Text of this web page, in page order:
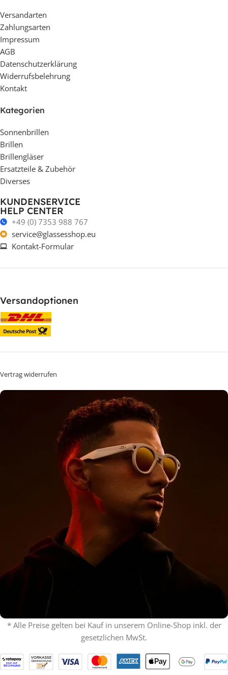
Versandarten
Zahlungsarten
Impressum
AGB
Datenschutzerklärung
Widerrufsbelehrung
Kontakt
Kategorien
Sonnenbrillen
Brillen
Brillengläser
Ersatzteile & Zubehör
Diverses
KUNDENSERVICE
HELP CENTER
+49 (0) 7353 988 767
service@glassesshop.eu
Kontakt-Formular
Versandoptionen
Vertrag widerrufen
% ON SALE %
Oakley mit Sehstärke
SPECIAL OFFER
* Alle Preise gelten bei Kauf in unserem Online-Shop inkl. der
gesetzlichen MwSt.